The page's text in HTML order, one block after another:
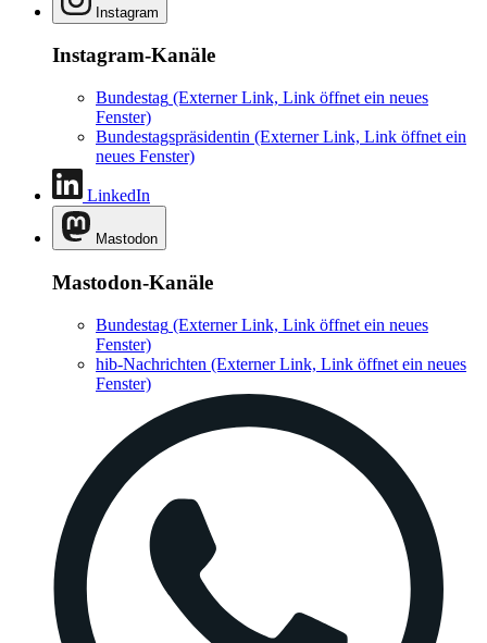
Instagram
Instagram-Kanäle
Bundestag (Externer Link, Link öffnet ein neues
Fenster)
Bundestagspräsidentin (Externer Link, Link öffnet ein
neues Fenster)
LinkedIn
Mastodon
Mastodon-Kanäle
Bundestag (Externer Link, Link öffnet ein neues
Fenster)
hib-Nachrichten (Externer Link, Link öffnet ein neues
Fenster)